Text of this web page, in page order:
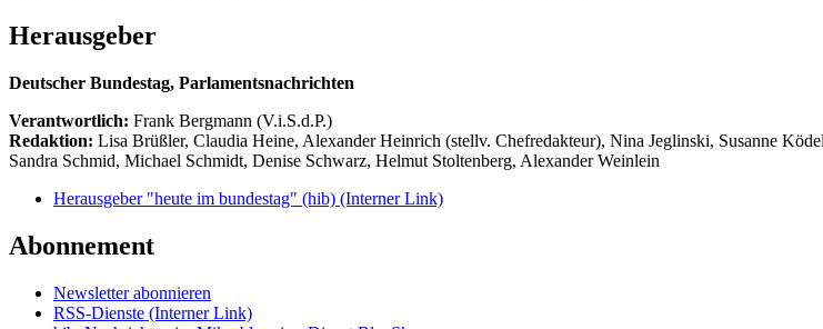
Herausgeber
Deutscher Bundestag, Parlamentsnachrichten
Verantwortlich: Frank Bergmann (V.i.S.d.P.)
Redaktion: Lisa Brüßler, Claudia Heine, Alexander Heinrich (stellv. Chefredakteur), Nina Jeglinski, Susanne
Sandra Schmid, Michael Schmidt, Denise Schwarz, Helmut Stoltenberg, Alexander Weinlein
Herausgeber "heute im bundestag" (hib) (Interner Link)
Abonnement
Newsletter abonnieren
RSS-Dienste (Interner Link)